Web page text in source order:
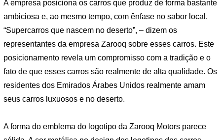
A empresa posiciona os carros que produz de forma bastante
ambiciosa e, ao mesmo tempo, com ênfase no sabor local.
“Supercarros que nascem no deserto”, – dizem os
representantes da empresa Zarooq sobre esses carros. Este
posicionamento revela um compromisso com a tradição e o
fato de que esses carros são realmente de alta qualidade. Os
residentes dos Emirados Árabes Unidos realmente amam
seus carros luxuosos e no deserto.
A forma do emblema do logotipo da Zarooq Motors parece